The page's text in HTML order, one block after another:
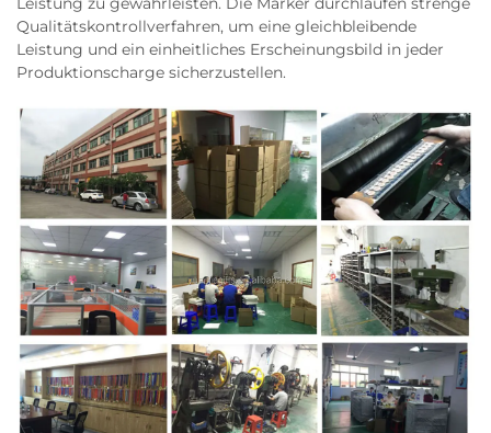
Qualitätskontrollverfahren, um eine gleichbleibende
Leistung und ein einheitliches Erscheinungsbild in jeder
Produktionscharge sicherzustellen.